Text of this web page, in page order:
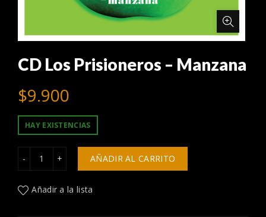
CD Los Prisioneros – Manzana
$9.900
HAY EXISTENCIAS
CD Los Prisioneros - Manzana cantidad
AÑADIR AL CARRITO
Añadir a la lista